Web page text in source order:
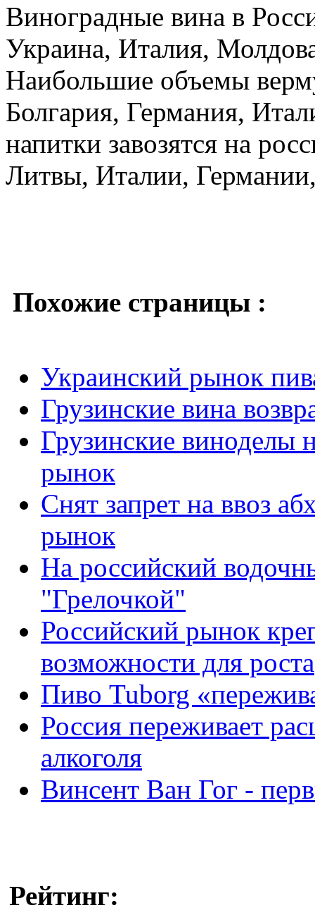
Виноградные вина в
Украина, Италия,
Наибольшие объемы
Болгария, Германия,
напитки завозятся на
Литвы, Италии,
Похожие страницы :
Украинский рынок
Грузинские вина
Грузинские виноделы
рынок
Снят запрет на ввоз
рынок
На российский
"Грелочкой"
Российский рынок
возможности для роста
Пиво Tuborg
Россия переживает
алкоголя
Винсент Ван Гог -
Рейтинг: